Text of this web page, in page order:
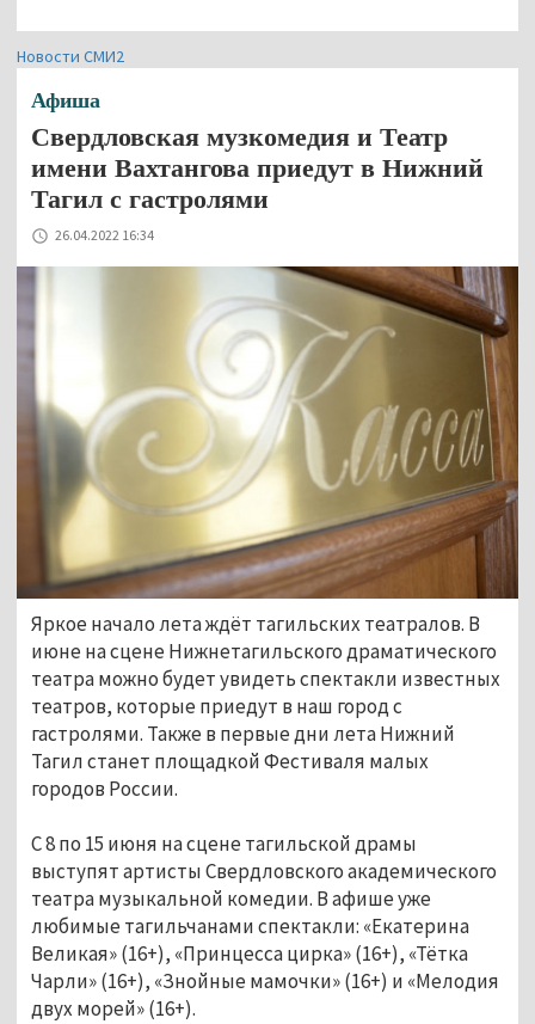
Новости СМИ2
Афиша
Свердловская музкомедия и Театр
имени Вахтангова приедут в Нижний
Тагил с гастролями
26.04.2022 16:34
Яркое начало лета ждёт тагильских театралов. В
июне на сцене Нижнетагильского драматического
театра можно будет увидеть спектакли известных
театров, которые приедут в наш город с
гастролями. Также в первые дни лета Нижний
Тагил станет площадкой Фестиваля малых
городов России.
С 8 по 15 июня на сцене тагильской драмы
выступят артисты Свердловского академического
театра музыкальной комедии. В афише уже
любимые тагильчанами спектакли: «Екатерина
Великая» (16+), «Принцесса цирка» (16+), «Тётка
Чарли» (16+), «Знойные мамочки» (16+) и «Мелодия
двух морей» (16+).